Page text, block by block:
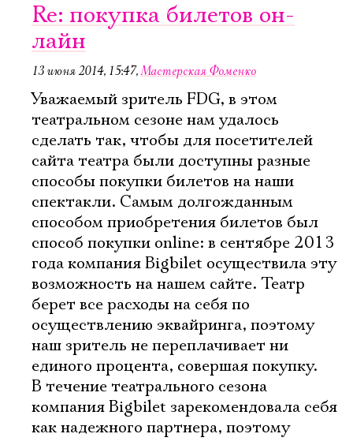
Re: покупка билетов он-
лайн
13 июня 2014, 15:47,Мастерская Фоменко
Уважаемый зритель FDG, в этом
театральном сезоне нам удалось
сделать так, чтобы для посетителей
сайта театра были доступны разные
способы покупки билетов на наши
спектакли. Самым долгожданным
способом приобретения билетов был
способ покупки online: в сентябре 2013
года компания Bigbilet осуществила эту
возможность на нашем сайте. Театр
берет все расходы на себя по
осуществлению эквайринга, поэтому
наш зритель не переплачивает ни
единого процента, совершая покупку.
В течение театрального сезона
компания Bigbilet зарекомендовала себя
как надежного партнера, поэтому